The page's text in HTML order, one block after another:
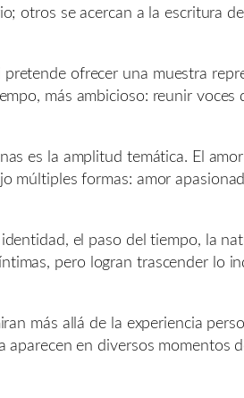
otros se acercan a la escritura
ofrecer una muestra
más ambicioso: reunir
es la amplitud temática. El
múltiples formas: amor
el paso del tiempo, la
pero logran trascender lo
más allá de la experiencia
en diversos